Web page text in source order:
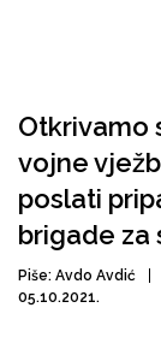
Otkrivamo
vojne
poslati
brigade za
Piše: Avdo Avdić
05.10.2021.